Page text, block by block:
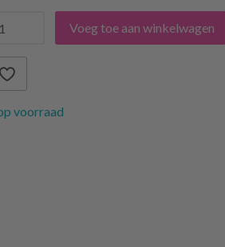
Voeg toe aan winkelwagen
voorraad